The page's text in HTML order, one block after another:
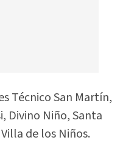
Técnico San Martín,
Divino Niño, Santa
de los Niños.